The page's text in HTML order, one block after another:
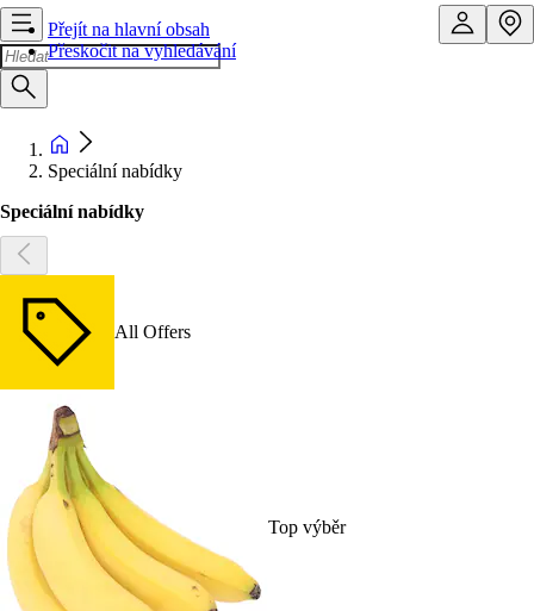
Přejít na hlavní obsah
Přeskočit na vyhledávání
Speciální nabídky
Speciální nabídky
All Offers
Top výběr